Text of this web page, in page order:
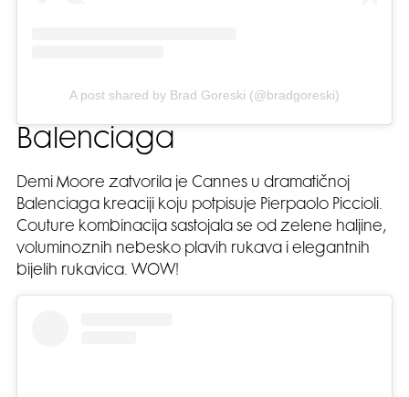
A post shared by Brad Goreski (@bradgoreski)
Balenciaga
Demi Moore zatvorila je Cannes u dramatičnoj
Balenciaga kreaciji koju potpisuje Pierpaolo Piccioli.
Couture kombinacija sastojala se od zelene haljine,
voluminoznih nebesko plavih rukava i elegantnih
bijelih rukavica. WOW!